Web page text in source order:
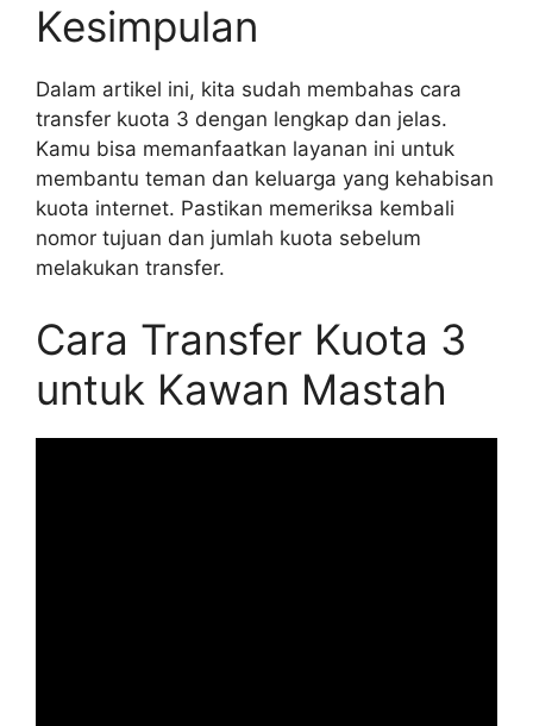
Kesimpulan
Dalam artikel ini, kita sudah membahas cara
transfer kuota 3 dengan lengkap dan jelas.
Kamu bisa memanfaatkan layanan ini untuk
membantu teman dan keluarga yang kehabisan
kuota internet. Pastikan memeriksa kembali
nomor tujuan dan jumlah kuota sebelum
melakukan transfer.
Cara Transfer Kuota 3
untuk Kawan Mastah